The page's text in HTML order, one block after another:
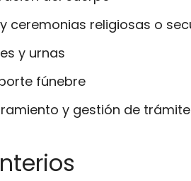
ceremonias religiosas o
y urnas
fúnebre
y gestión de